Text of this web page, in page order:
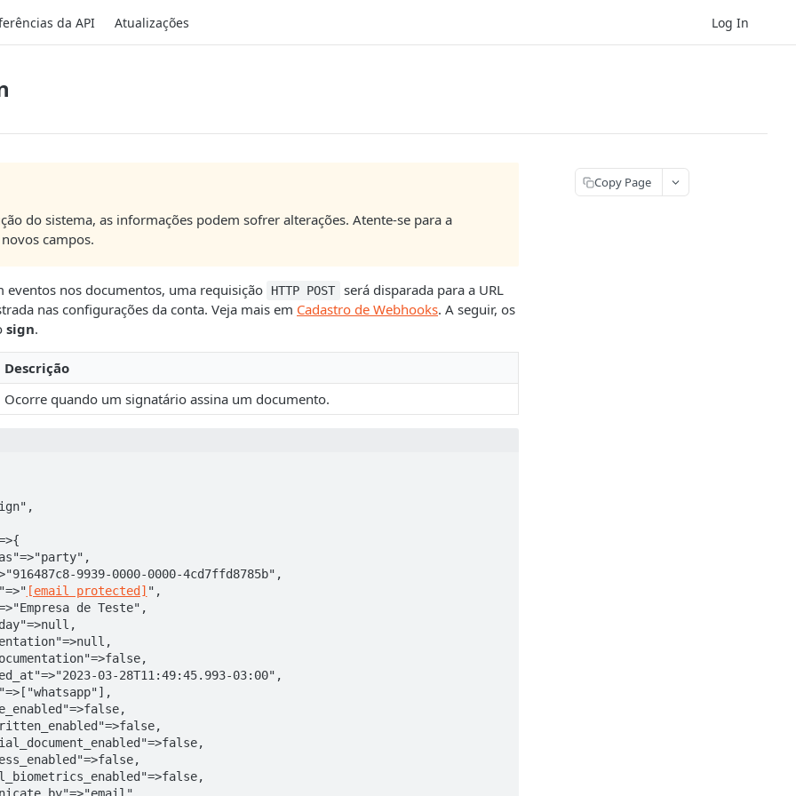
da API Atualizações Log In
do sistema, as informações podem sofrer alterações. Atente-se para a
campos.
eventos nos documentos, uma requisição HTTP POST
será disparada para a URL
nas configurações da conta. Veja mais em Cadastro de Webhooks. A seguir, os
sign.
Descrição
Ocorre quando um signatário assina um documento.
[email protected] ",
Copy Page